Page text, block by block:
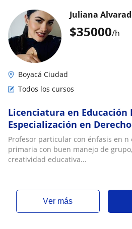
$35000/h
Juliana
Boyacá Ciudad
Todos los cursos
Licenciatura en Educación
Especialización en
Técnico Primera Infancia
Profesor particular con énfasis en n
primaria con buen manejo de
creatividad educativa...
ver más